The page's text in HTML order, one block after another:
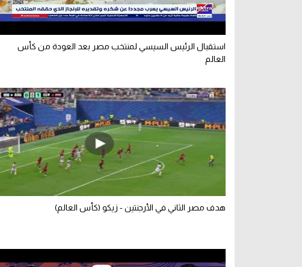
استقبال الرئيس السيسي لمنتخب مصر بعد العودة من كأس
العالم
هدف مصر الثاني في الأرجنتين - زيكو (كأس العالم)